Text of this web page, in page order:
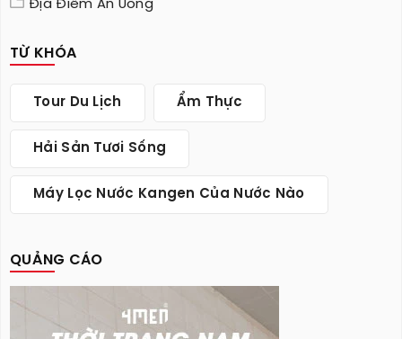
Địa Điểm Ăn Uống
TỪ KHÓA
Tour Du Lịch Ẩm Thực
Hải Sản Tươi Sống
Máy Lọc Nước Kangen Của Nước Nào
QUẢNG CÁO